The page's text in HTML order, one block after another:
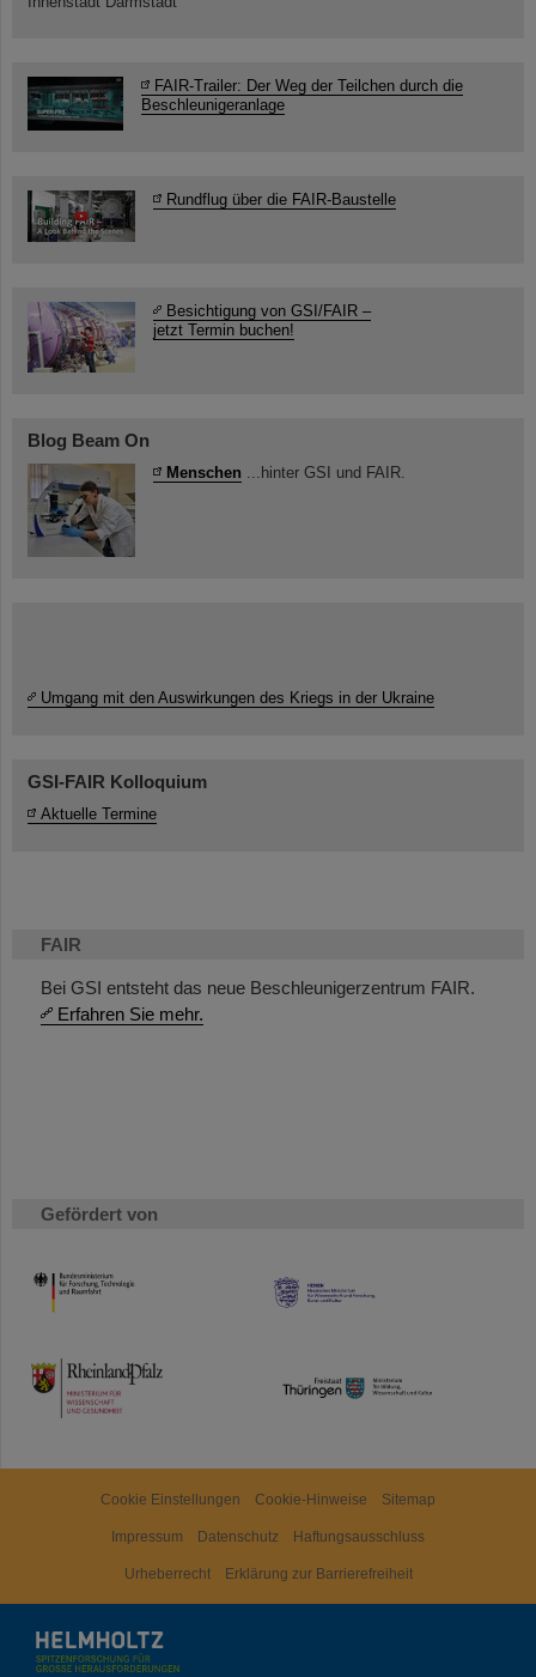
FAIR
Bei GSI entsteht das neue Beschleunigerzentrum FAIR.
Erfahren Sie mehr.
Gefördert von
HMWK
TMWWDG
FAIR-Trailer: Der Weg der Teilchen durch die
Beschleunigeranlage
Rundflug über die FAIR-Baustelle
Besichtigung von GSI/FAIR –
jetzt Termin buchen!
Blog Beam On
Menschen ...hinter GSI und FAIR.
Umgang mit den Auswirkungen des Kriegs in der Ukraine
GSI-FAIR Kolloquium
Aktuelle Termine
Cookie Einstellungen Cookie-Hinweise Sitemap
Impressum Datenschutz Haftungsausschluss
Urheberrecht Erklärung zur Barrierefreiheit